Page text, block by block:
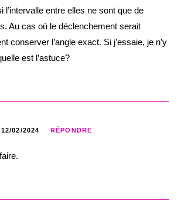
l’intervalle entre elles ne sont que de
Au cas où le déclenchement serait
conserver l’angle exact. Si j’essaie, je n’y
est l’astuce?
12/02/2024 RÉPONDRE